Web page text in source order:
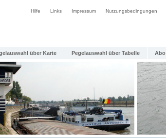
Hilfe Links Impressum Nutzungsbedingungen
über Karte Pegelauswahl über Tabelle Abo